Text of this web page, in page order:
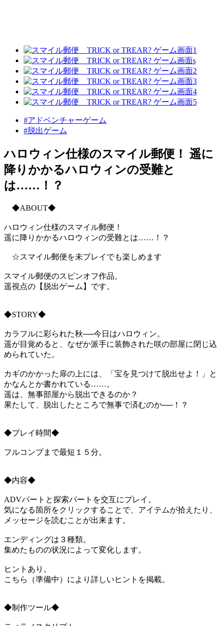
#アドベンチャーゲーム
#脱出ゲーム
ハロウィン仕様のスマイル郵便！ 遥に
降りかかるハロウィンの受難と
は……！？
◆ABOUT◆
ハロウィン仕様のスマイル郵便！
遥に降りかかるハロウィンの受難とは……！？
☆スマイル郵便を未プレイでも楽しめます
スマイル郵便のスピンオフ作品。
遥視点の【脱出ゲーム】です。
◆STORY◆
カラフルに彩られた秋──今日はハロウィン。
遥が目覚めると、なぜか派手に装飾された咲の部屋に閉じ込
められていた。
カギのかかった扉の上には、「宝を見つけて脱出せよ！」と
かなんとか書かれている……。
遥は、無事部屋から脱出できるのか？
果たして、脱出したところで無事で済むのか──！？
◆プレイ時間◆
フルコンプまで最短１５分。
◆内容◆
ADVパートと探索パートを交互にプレイ。
気になる箇所をクリックすることで、アイテムが拾えたり、
メッセージを読むことが出来ます。
エンディングは３種類。
集めたものの状況によって変化します。
ヒントあり。
こちら（準備中）により詳しいヒントを掲載。
◆制作ツール◆